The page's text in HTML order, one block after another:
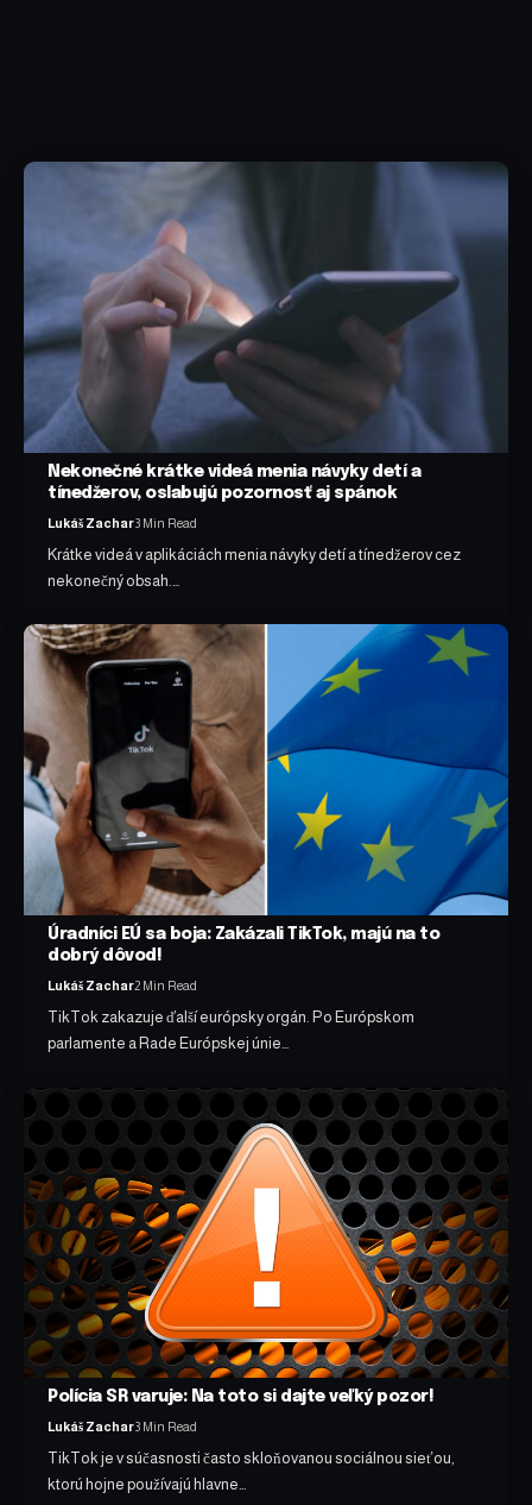
Nekonečné krátke videá menia návyky detí a
tínedžerov, oslabujú pozornosť aj spánok
Lukáš Zachar3 Min Read
Krátke videá v aplikáciách menia návyky detí a tínedžerov cez
nekonečný obsah.…
Úradníci EÚ sa boja: Zakázali TikTok, majú na to
dobrý dôvod!
Lukáš Zachar2 Min Read
TikTok zakazuje ďalší európsky orgán. Po Európskom
parlamente a Rade Európskej únie…
Polícia SR varuje: Na toto si dajte veľký pozor!
Lukáš Zachar3 Min Read
TikTok je v súčasnosti často skloňovanou sociálnou sieťou,
ktorú hojne používajú hlavne…